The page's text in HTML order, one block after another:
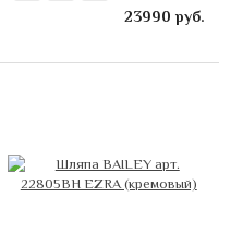
23990 руб.